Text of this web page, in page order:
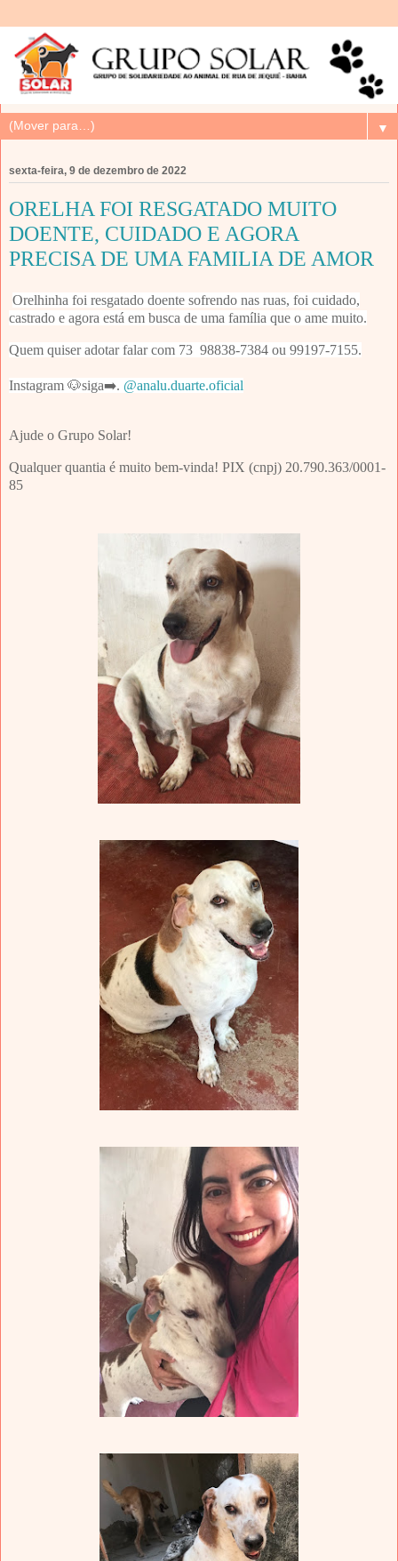
▼
sexta-feira, 9 de dezembro de 2022
ORELHA FOI RESGATADO MUITO
DOENTE, CUIDADO E AGORA
PRECISA DE UMA FAMILIA DE AMOR
Orelhinha foi resgatado doente sofrendo nas ruas, foi cuidado,
castrado e agora está em busca de uma família que o ame muito.
Quem quiser adotar falar com 73 98838-7384 ou 99197-7155.
Instagram 🐶siga➡️. @analu.duarte.oficial
Ajude o Grupo Solar!
Qualquer quantia é muito bem-vinda! PIX (cnpj) 20.790.363/0001-
85